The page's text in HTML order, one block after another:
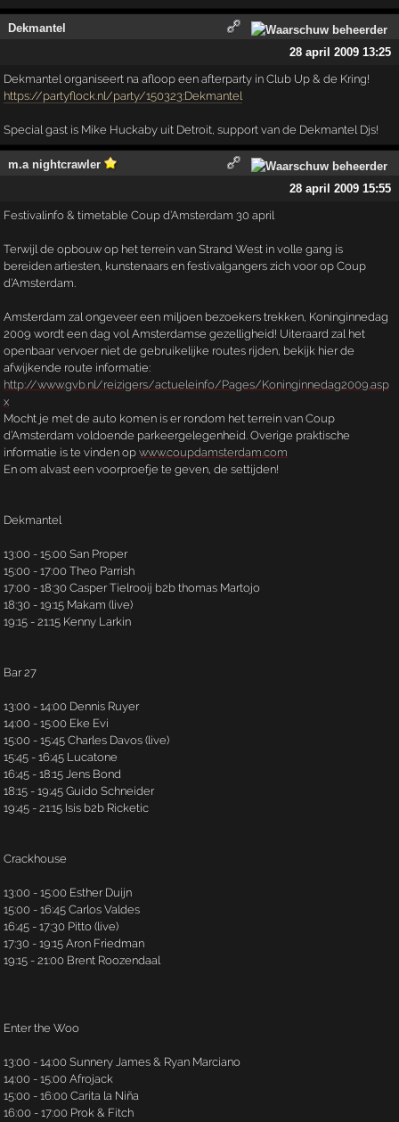
Dekmantel
28 april 2009 13:25
Dekmantel organiseert na afloop een afterparty in Club Up & de Kring!
https://partyflock.nl/party/150323:Dekmantel
Special gast is Mike Huckaby uit Detroit, support van de Dekmantel Djs!
m.a nightcrawler
28 april 2009 15:55
Festivalinfo & timetable Coup d’Amsterdam 30 april
Terwijl de opbouw op het terrein van Strand West in volle gang is
bereiden artiesten, kunstenaars en festivalgangers zich voor op Coup
d’Amsterdam.
Amsterdam zal ongeveer een miljoen bezoekers trekken, Koninginnedag
2009 wordt een dag vol Amsterdamse gezelligheid! Uiteraard zal het
openbaar vervoer niet de gebruikelijke routes rijden, bekijk hier de
afwijkende route informatie:
http://www.gvb.nl/reizigers/actueleinfo/Pages/Koninginnedag2009.asp
x
Mocht je met de auto komen is er rondom het terrein van Coup
d’Amsterdam voldoende parkeergelegenheid. Overige praktische
informatie is te vinden op www.coupdamsterdam.com
En om alvast een voorproefje te geven, de settijden!
Dekmantel
13:00 - 15:00 San Proper
15:00 - 17:00 Theo Parrish
17:00 - 18:30 Casper Tielrooij b2b thomas Martojo
18:30 - 19:15 Makam (live)
19:15 - 21:15 Kenny Larkin
Bar 27
13:00 - 14:00 Dennis Ruyer
14:00 - 15:00 Eke Evi
15:00 - 15:45 Charles Davos (live)
15:45 - 16:45 Lucatone
16:45 - 18:15 Jens Bond
18:15 - 19:45 Guido Schneider
19:45 - 21:15 Isis b2b Ricketic
Crackhouse
13:00 - 15:00 Esther Duijn
15:00 - 16:45 Carlos Valdes
16:45 - 17:30 Pitto (live)
17:30 - 19:15 Aron Friedman
19:15 - 21:00 Brent Roozendaal
Enter the Woo
13:00 - 14:00 Sunnery James & Ryan Marciano
14:00 - 15:00 Afrojack
15:00 - 16:00 Carita la Niña
16:00 - 17:00 Prok & Fitch